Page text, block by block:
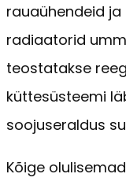
rauaühendeid
radiaatorid
teostatakse
küttesüsteemi
soojuseraldus
Kõige